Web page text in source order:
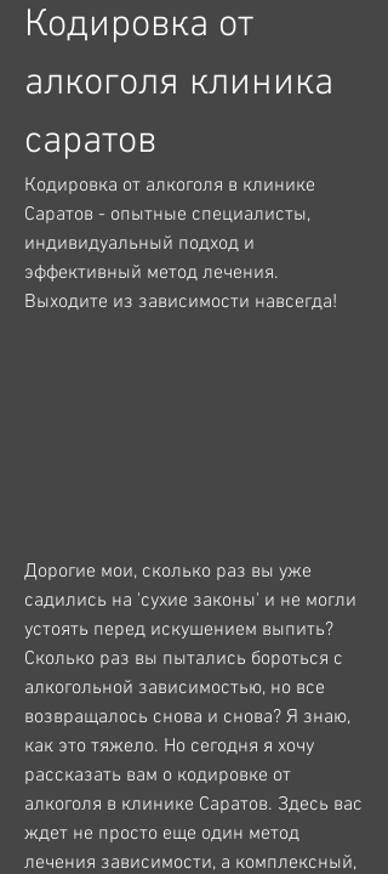
Кодировка от
алкоголя клиника
саратов
Кодировка от алкоголя в клинике
Саратов - опытные специалисты,
индивидуальный подход и
эффективный метод лечения.
Выходите из зависимости навсегда!
Дорогие мои, сколько раз вы уже
садились на 'сухие законы' и не могли
устоять перед искушением выпить?
Сколько раз вы пытались бороться с
алкогольной зависимостью, но все
возвращалось снова и снова? Я знаю,
как это тяжело. Но сегодня я хочу
рассказать вам о кодировке от
алкоголя в клинике Саратов. Здесь вас
ждет не просто еще один метод
лечения зависимости, а комплексный,